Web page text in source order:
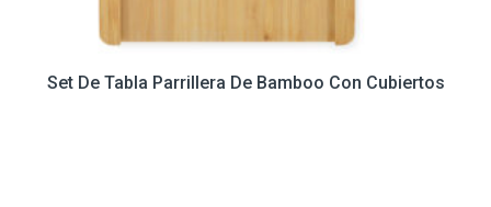
Set De Tabla Parrillera De Bamboo Con Cubiertos